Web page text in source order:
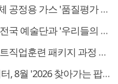
용 가스 '품질평가 체계' 구축
단과 '우리들의 하모니' 선보여
훈련 패키지 과정 3기' 모집
'2026 찾아가는 팝업놀이터' 운영